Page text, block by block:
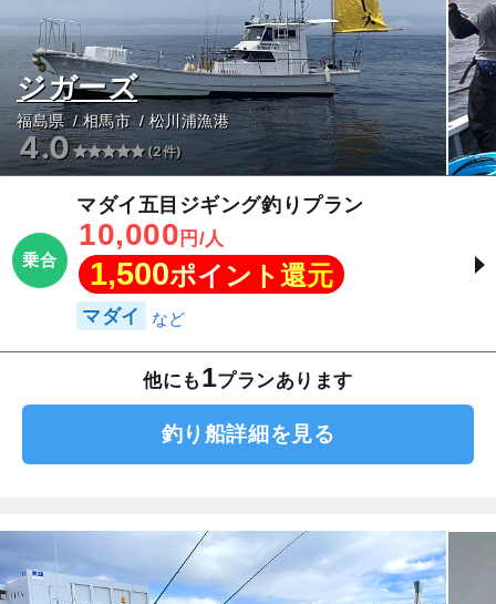
ジガーズ
福島県 相馬市 松川浦漁港
4.0 (2件)
乗合
マダイ五目ジギング釣りプラン
10,000 円/人
1,500ポイント還元
マダイ
他にも 1プランあります
釣り船詳細を見る